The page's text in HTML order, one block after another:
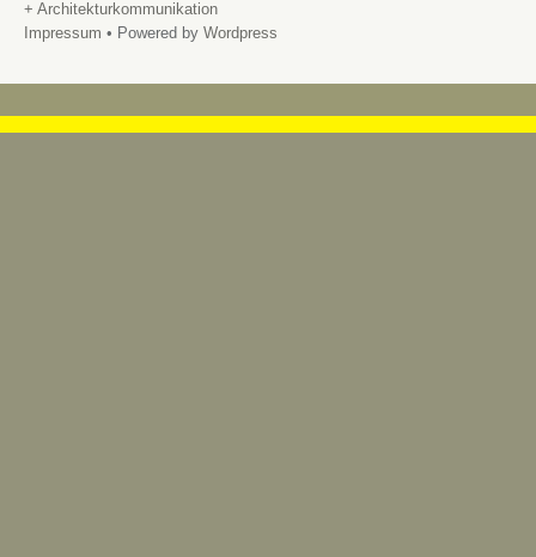
+ Architekturkommunikation
Impressum • Powered by Wordpress